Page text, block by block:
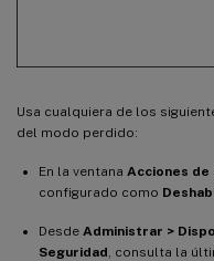
Usa cualquiera de los
del modo perdido:
En la ventana Acciones de
configurado como
Desde Administrar >
Seguridad, consulta la